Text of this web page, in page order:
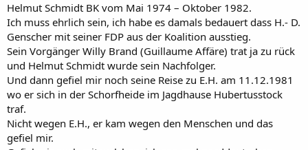
Helmut Schmidt BK vom Mai 1974 – Oktober 1982.
Ich muss ehrlich sein, ich habe es damals bedauert dass H.- D.
Genscher mit seiner FDP aus der Koalition ausstieg.
Sein Vorgänger Willy Brand (Guillaume Affäre) trat ja zu rück
und Helmut Schmidt wurde sein Nachfolger.
Und dann gefiel mir noch seine Reise zu E.H. am 11.12.1981
wo er sich in der Schorfheide im Jagdhause Hubertusstock
traf.
Nicht wegen E.H., er kam wegen den Menschen und das
gefiel mir.